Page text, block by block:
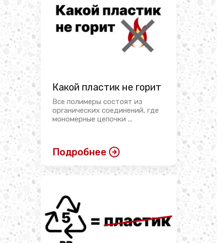
Какой пластик не горит
Все полимеры состоят из
органических соединений, где
мономерные цепочки ...
Подробнее